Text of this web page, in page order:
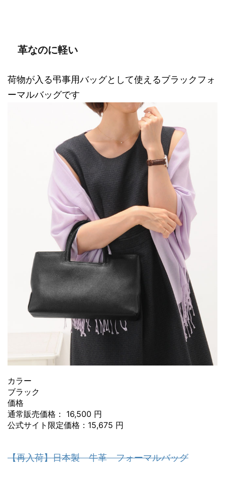
革なのに軽い
荷物が入る弔事用バッグとして使えるブラックフォ
ーマルバッグです
カラー
ブラック
価格
通常販売価格： 16,500 円
公式サイト限定価格：15,675 円
【再入荷】日本製 牛革 フォーマルバッグ